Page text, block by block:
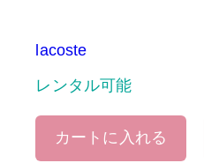
lacoste
レンタル可能
カートに入れる